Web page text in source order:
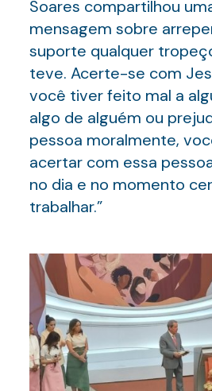
Soares compartilhou
mensagem sobre
suporte qualquer
teve. Acerte-se com
você tiver feito mal a
algo de alguém ou
pessoa moralmente,
acertar com essa
no dia e no momento
trabalhar.”